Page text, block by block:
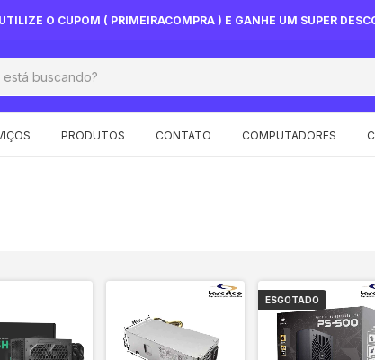
UTILIZE O CUPOM ( PRIMEIRACOMPRA ) E GANHE UM SUPER
PRODUTOS CONTATO COMPUTADORES
ESGOTADO